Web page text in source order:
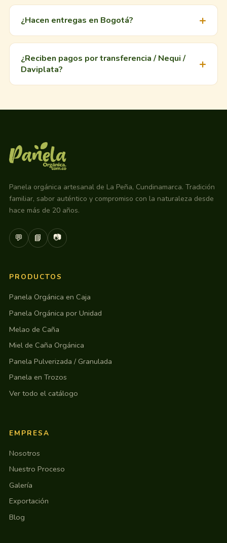
¿Hacen entregas en Bogotá?
¿Reciben pagos por transferencia / Nequi /
Daviplata?
Panela orgánica artesanal de La Peña, Cundinamarca. Tradición
familiar, sabor auténtico y compromiso con la naturaleza desde
hace más de 20 años.
💬 📘 📷
PRODUCTOS
Panela Orgánica en Caja
Panela Orgánica por Unidad
Melao de Caña
Miel de Caña Orgánica
Panela Pulverizada / Granulada
Panela en Trozos
Ver todo el catálogo
EMPRESA
Nosotros
Nuestro Proceso
Galería
Exportación
Blog